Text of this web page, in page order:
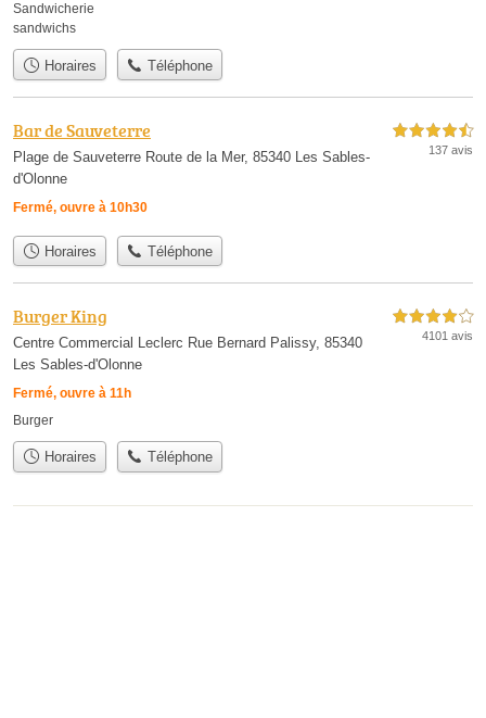
Sandwicherie
sandwichs
Horaires Téléphone
Bar de Sauveterre
Plage de Sauveterre Route de la Mer, 85340 Les Sables-
d'Olonne
Fermé, ouvre à 10h30
4,5 étoiles sur 5
137 avis
Horaires Téléphone
Burger King
Centre Commercial Leclerc Rue Bernard Palissy, 85340
Les Sables-d'Olonne
Fermé, ouvre à 11h
4,0 étoiles sur 5
4101 avis
Burger
Horaires Téléphone